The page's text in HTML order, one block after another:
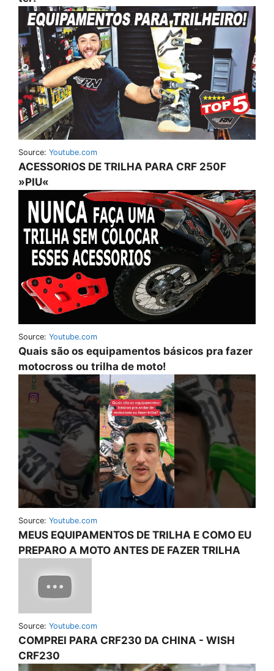
Source: Youtube.com
ACESSORIOS DE TRILHA PARA CRF 250F
»PIU«
Source: Youtube.com
Quais são os equipamentos básicos pra fazer
motocross ou trilha de moto!
Source: Youtube.com
MEUS EQUIPAMENTOS DE TRILHA E COMO EU
PREPARO A MOTO ANTES DE FAZER TRILHA
Source: Youtube.com
COMPREI PARA CRF230 DA CHINA - WISH
CRF230